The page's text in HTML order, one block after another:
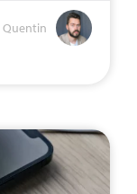
Quentin